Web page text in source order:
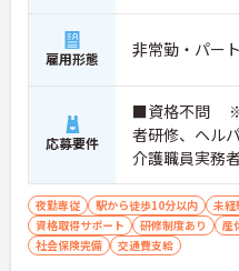
雇用形態 非常勤・パー
応募要件
■資格不問 ※
者研修、ヘル
介護職員実務
可
夜勤専従 駅から徒歩10分以内 未経
資格取得サポート
研修制度あり
産
社会保険完備
交通費支給